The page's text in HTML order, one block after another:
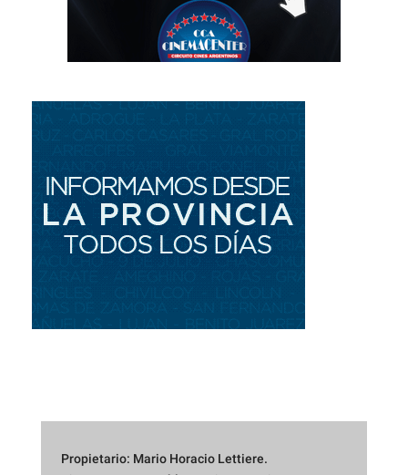
Propietario: Mario Horacio Lettiere.